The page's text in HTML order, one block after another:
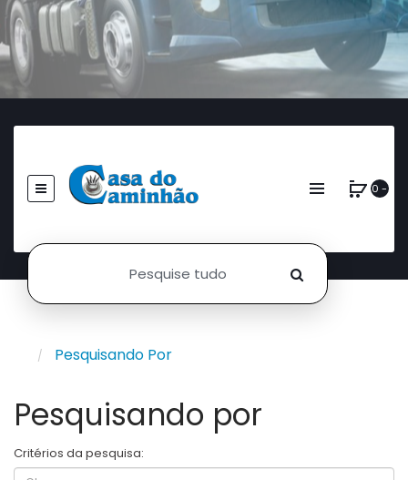
0 -
Pesquisando Por
Pesquisando por
Critérios da pesquisa: